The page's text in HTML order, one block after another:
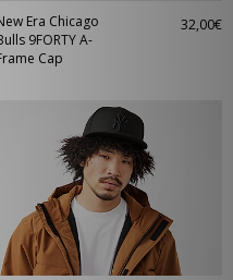
Era Chicago
9FORTY A-
Cap
32,00€